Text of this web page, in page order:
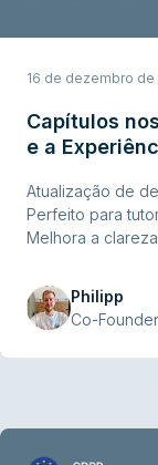
16 de dezembro de
Capítulos
e a
Atualização de
Perfeito para
Melhora a
Philipp
Co-Founder